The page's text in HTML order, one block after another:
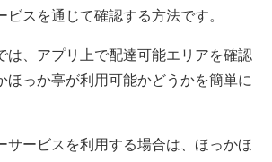
ビスを通じて確認する方法です。
は、アプリ上で配達可能エリアを確認
ほっか亭が利用可能かどうかを簡単に
サービスを利用する場合は、ほっかほ